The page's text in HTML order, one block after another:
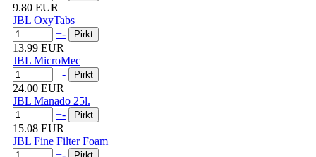
9.80 EUR
JBL OxyTabs
+-
13.99 EUR
JBL MicroMec
+-
24.00 EUR
JBL Manado 25l.
+-
15.08 EUR
JBL Fine Filter Foam
+-